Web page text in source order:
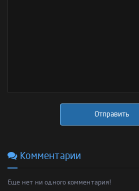
Отправить
Комментарии
Еще нет ни одного комментария!